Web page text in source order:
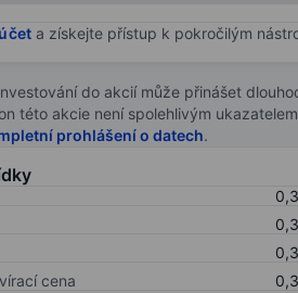
a získejte přístup k pokročilým
do akcií může přinášet
této akcie není spolehlivým
prohlášení o datech.
cena